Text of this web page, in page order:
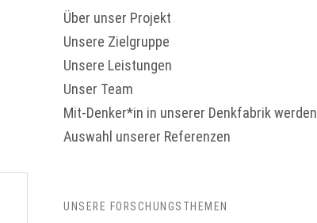
Über unser Projekt
Unsere Zielgruppe
Unsere Leistungen
Unser Team
Mit-Denker*in in unserer Denkfabrik werden
Auswahl unserer Referenzen
UNSERE FORSCHUNGSTHEMEN